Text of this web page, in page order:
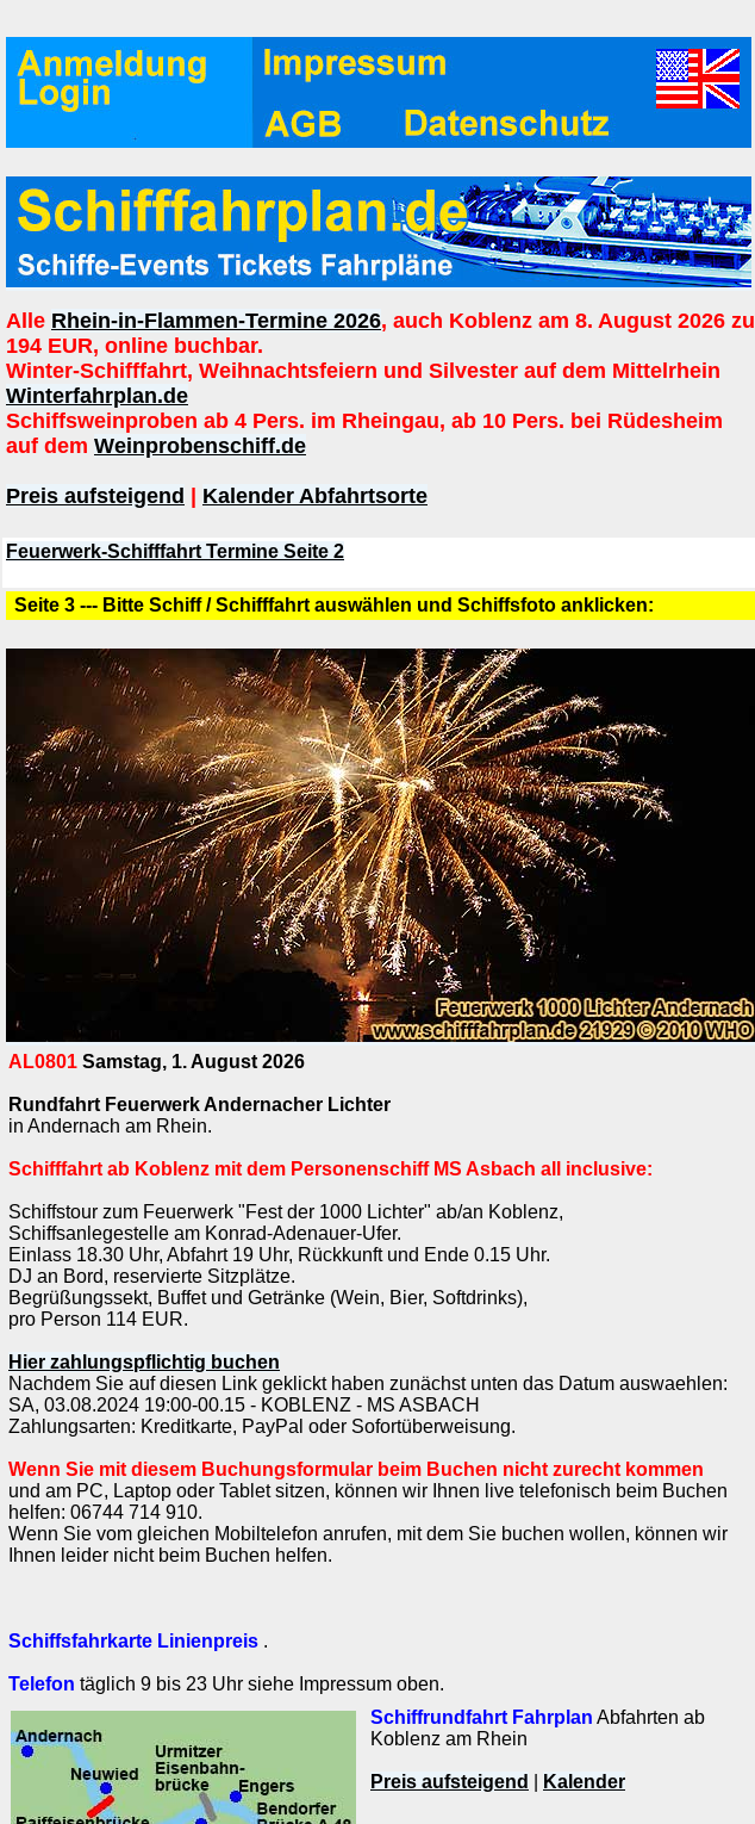
Alle Rhein-in-Flammen-Termine 2026, auch Koblenz am 8. August 2026 zu
194 EUR, online buchbar.
Winter-Schifffahrt, Weihnachtsfeiern und Silvester auf dem Mittelrhein
Winterfahrplan.de
Schiffsweinproben ab 4 Pers. im Rheingau, ab 10 Pers. bei Rüdesheim
auf dem Weinprobenschiff.de
Preis aufsteigend Kalender Abfahrtsorte
Feuerwerk-Schifffahrt Termine Seite 2
Seite 3 --- Bitte Schiff / Schifffahrt auswählen und Schiffsfoto anklicken:
AL0801 Samstag, 1. August 2026
Rundfahrt Feuerwerk Andernacher Lichter
in Andernach am Rhein.
Schifffahrt ab Koblenz mit dem Personenschiff MS Asbach all inclusive:
Schiffstour zum Feuerwerk "Fest der 1000 Lichter" ab/an Koblenz,
Schiffsanlegestelle am Konrad-Adenauer-Ufer.
Einlass 18.30 Uhr, Abfahrt 19 Uhr, Rückkunft und Ende 0.15 Uhr.
DJ an Bord, reservierte Sitzplätze.
Begrüßungssekt, Buffet und Getränke (Wein, Bier, Softdrinks),
pro Person 114 EUR.
Hier zahlungspflichtig buchen
Nachdem Sie auf diesen Link geklickt haben zunächst unten das Datum auswaehlen:
SA, 03.08.2024 19:00-00.15 - KOBLENZ - MS ASBACH
Zahlungsarten: Kreditkarte, PayPal oder Sofortüberweisung.
Wenn Sie mit diesem Buchungsformular beim Buchen nicht zurecht kommen
und am PC, Laptop oder Tablet sitzen, können wir Ihnen live telefonisch beim Buchen
helfen: 06744 714 910.
Wenn Sie vom gleichen Mobiltelefon anrufen, mit dem Sie buchen wollen, können wir
Ihnen leider nicht beim Buchen helfen.
Schiffsfahrkarte Linienpreis .
Telefon täglich 9 bis 23 Uhr siehe Impressum oben.
Schiffrundfahrt Fahrplan Abfahrten ab
Koblenz am Rhein
Preis aufsteigend Kalender